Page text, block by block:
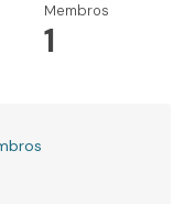
Membros
1